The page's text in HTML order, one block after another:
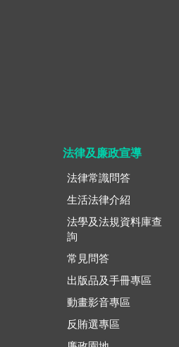
法律及廉政宣導
法律常識問答
生活法律介紹
法學及法規資料庫查
詢
常見問答
出版品及手冊專區
動畫影音專區
反賄選專區